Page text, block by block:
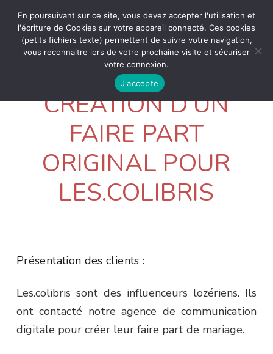
CRÉATION D’UN
FAIRE PART
ORIGINAL POUR
LES.COLIBRIS
Présentation des clients :
Les.colibris sont des influenceurs lozériens. Ils
ont contacté notre agence de communication
digitale pour créer leur faire part de mariage.
En poursuivant sur ce site, vous devez accepter l'utilisation et
l'écriture de Cookies sur votre appareil connecté. Ces cookies
(petits fichiers texte) permettent de suivre votre navigation,
vous reconnaitre lors de votre prochaine visite et sécuriser
votre connexion.
J'accepte